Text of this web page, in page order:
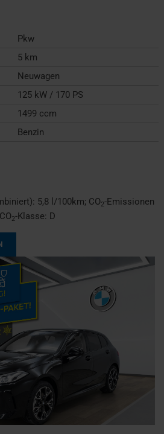
Pkw
5 km
Neuwagen
125 kW / 170 PS
1499 ccm
Benzin
5,8 l/100km; CO2-Emissionen
CO2-Klasse: D